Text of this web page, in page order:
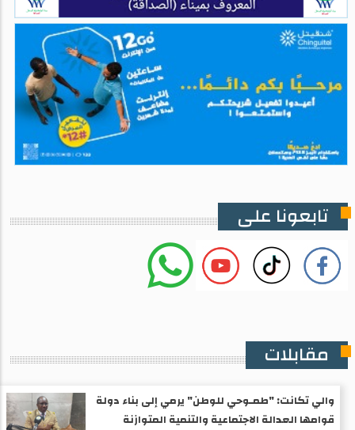
تابعونا على
مقابلات
والي تكانت: "طمـوحي للوطن" يرمي إلى بناء دولة
قوامها العدالة الاجتماعية والتنمية المتوازنة